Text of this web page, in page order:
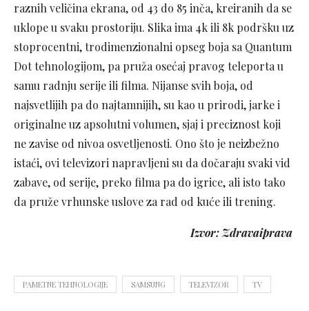
raznih veličina ekrana, od 43 do 85 inča, kreiranih da se
uklope u svaku prostoriju. Slika ima 4k ili 8k podršku uz
stoprocentni, trodimenzionalni opseg boja sa Quantum
Dot tehnologijom, pa pruža osećaj pravog teleporta u
samu radnju serije ili filma. Nijanse svih boja, od
najsvetlijih pa do najtamnijih, su kao u prirodi, jarke i
originalne uz apsolutni volumen, sjaj i preciznost koji
ne zavise od nivoa osvetljenosti. Ono što je neizbežno
istaći, ovi televizori napravljeni su da dočaraju svaki vid
zabave, od serije, preko filma pa do igrice, ali isto tako
da pruže vrhunske uslove za rad od kuće ili trening.
Izvor: Zdravaiprava
PAMETNE TEHNOLOGIJE SAMSUNG TELEVIZOR TV